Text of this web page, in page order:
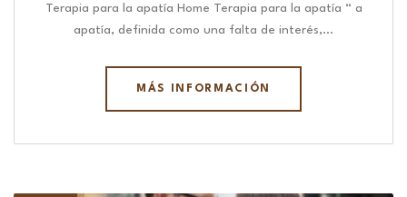
Terapia para la apatía Home Terapia para la apatía “ a
apatía, definida como una falta de interés,…
MÁS INFORMACIÓN